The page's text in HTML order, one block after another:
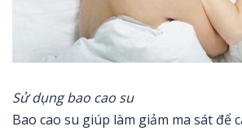
Sử dụng bao cao su
Bao cao su giúp làm giảm ma sát để